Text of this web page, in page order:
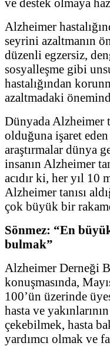
Alzheimer
seyrini azaltmanın
düzenli egzersiz,
sosyalleşme gibi
hastalığından
azaltmadaki
Dünyada Alzheimer
olduğuna işaret
araştırmalar dünya
insanın Alzheimer
acıdır ki, her yıl 10
Alzheimer tanısı
çok büyük bir
Sönmez: “En büyük
bulmak”
Alzheimer Derneği
konuşmasında,
100’ün üzerinde
hasta ve
çekebilmek, hasta
yardımcı olmak ve